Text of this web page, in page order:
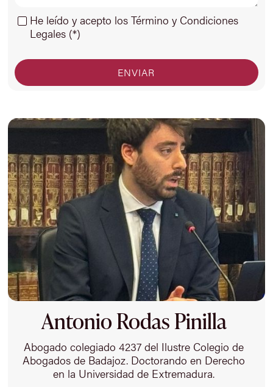
He leído y acepto los Término y Condiciones
Legales (*)
Antonio Rodas Pinilla
Abogado colegiado 4237 del Ilustre Colegio de
Abogados de Badajoz. Doctorando en Derecho
en la Universidad de Extremadura.